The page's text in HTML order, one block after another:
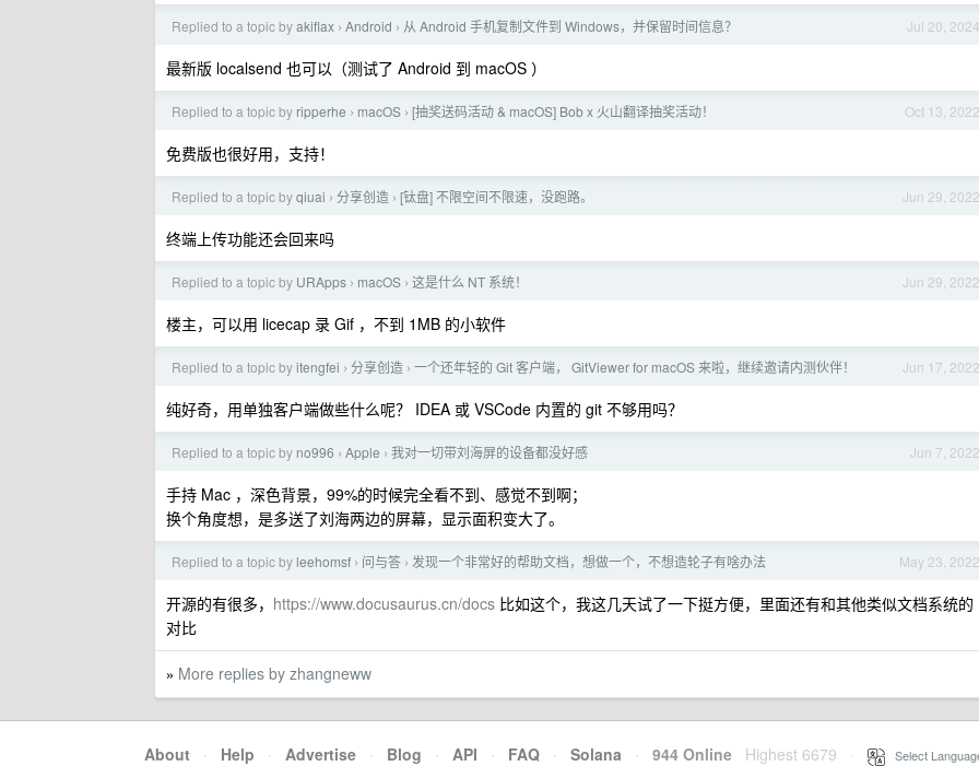
Jul 20, 2024
Replied to a topic byakiflax › Android › 从 Android 手机复制文件到 Windows，并保留时间信息？
最新版 localsend 也可以（测试了 Android 到 macOS ）
Oct 13, 2022
Replied to a topic by ripperhe › macOS › [抽奖送码活动 & macOS] Bob x 火山翻译抽奖活动！
免费版也很好用，支持！
Jun 29, 2022
Replied to a topic byqiuai › 分享创造 › [钛盘] 不限空间不限速，没跑路。
终端上传功能还会回来吗
Jun 29, 2022
Replied to a topic by URApps › macOS › 这是什么 NT 系统！
楼主，可以用 licecap 录 Gif ，不到 1MB 的小软件
Jun 17, 2022
Replied to a topic byitengfei › 分享创造 › 一个还年轻的 Git 客户端， GitViewer for macOS 来啦，继续邀请内测伙伴！
纯好奇，用单独客户端做些什么呢？ IDEA 或 VSCode 内置的 git 不够用吗？
Jun 7, 2022
Replied to a topic by no996 › Apple › 我对一切带刘海屏的设备都没好感
手持 Mac ，深色背景，99%的时候完全看不到、感觉不到啊；
换个角度想，是多送了刘海两边的屏幕，显示面积变大了。
May 23, 2022
Replied to a topic by leehomsf › 问与答 › 发现一个非常好的帮助文档，想做一个，不想造轮子有啥办法
开源的有很多， https://www.docusaurus.cn/docs 比如这个，我这几天试了一下挺方便，里面还有和其他类似文档系统的
对比
» More replies by zhangneww
About · Help · Advertise · Blog · API · FAQ · Solana · 944 Online Highest 6679 Select